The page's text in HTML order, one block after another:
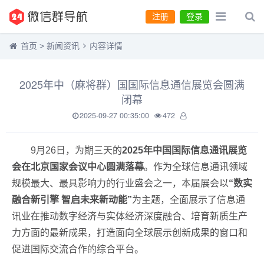
登录
注册
首页 > 新闻资讯 内容详情
2025年中（麻将群）国国际信息通信展览会圆满
闭幕
2025-09-27 00:35:00 472
9月26日，为期三天的2025年中国国际信息通讯展览
会在北京国家会议中心圆满落幕。作为全球信息通讯领域
规模最大、最具影响力的行业盛会之一，本届展会以“数实
融合新引擎 智启未来新动能”为主题，全面展示了信息通
讯业在推动数字经济与实体经济深度融合、培育新质生产
力方面的最新成果，打造面向全球展示创新成果的窗口和
促进国际交流合作的综合平台。